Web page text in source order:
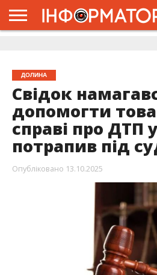
ДОЛИНА
Свідок
допомогти
справі про ДТП
потрапив під
Опубліковано 13.10.2025